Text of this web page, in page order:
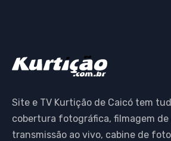
Site e TV Kurtição de Caicó tem
cobertura fotográfica, filmagem de
transmissão ao vivo, cabine de